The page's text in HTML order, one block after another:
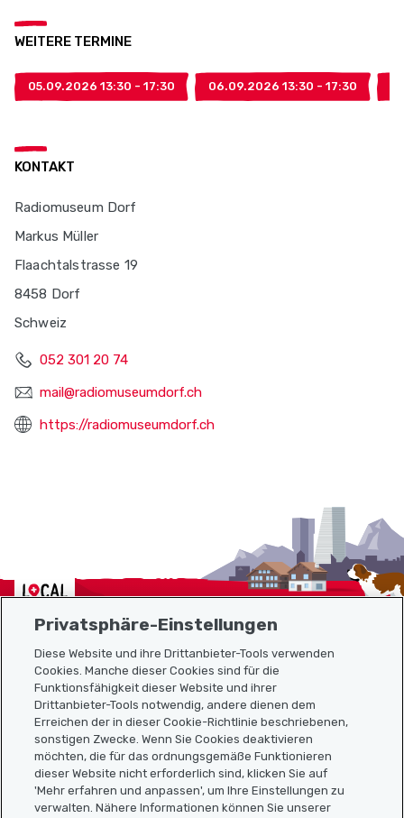
WEITERE TERMINE
05.09.2026 13:30 - 17:30 06.09.2026 13:30 - 17:30
KONTAKT
Radiomuseum Dorf
Markus Müller
Flaachtalstrasse 19
8458 Dorf
Schweiz
052 301 20 74
mail@radiomuseumdorf.ch
https://radiomuseumdorf.ch
Localcities
Sitemap
Nützliche Links
Localcities App herunterladen
Privatsphäre-Einstellungen
Diese Website und ihre Drittanbieter-Tools verwenden
Cookies. Manche dieser Cookies sind für die
Funktionsfähigkeit dieser Website und ihrer
Drittanbieter-Tools notwendig, andere dienen dem
Erreichen der in dieser Cookie-Richtlinie beschriebenen,
sonstigen Zwecke. Wenn Sie Cookies deaktivieren
möchten, die für das ordnungsgemäße Funktionieren
dieser Website nicht erforderlich sind, klicken Sie auf
'Mehr erfahren und anpassen', um Ihre Einstellungen zu
verwalten. Nähere Informationen können Sie unserer